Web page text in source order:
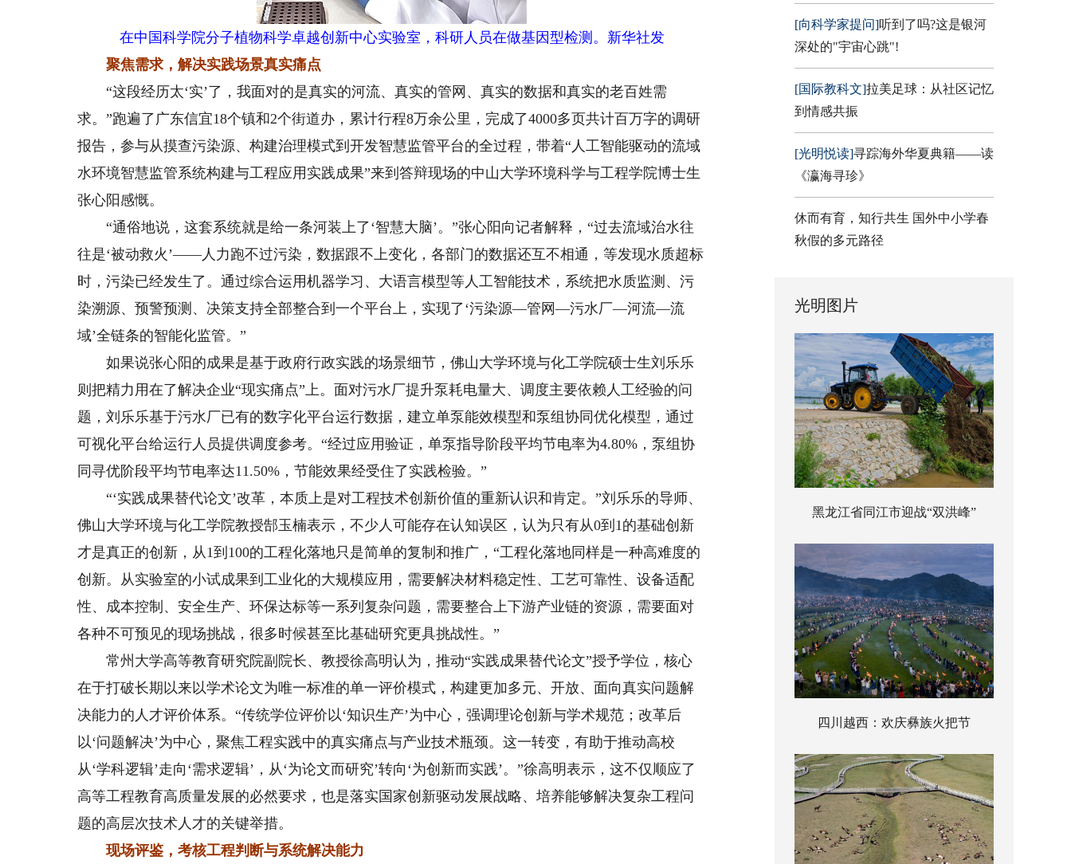
在中国科学院分子植物科学卓越创新中心实验室，科研人员在做基因型检测。新华社发
聚焦需求，解决实践场景真实痛点
“这段经历太‘实’了，我面对的是真实的河流、真实的管网、真实的数据和真实的老百姓需
求。”跑遍了广东信宜18个镇和2个街道办，累计行程8万余公里，完成了4000多页共计百万字的调研
报告，参与从摸查污染源、构建治理模式到开发智慧监管平台的全过程，带着“人工智能驱动的流域
水环境智慧监管系统构建与工程应用实践成果”来到答辩现场的中山大学环境科学与工程学院博士生
张心阳感慨。
“通俗地说，这套系统就是给一条河装上了‘智慧大脑’。”张心阳向记者解释，“过去流域治水往
往是‘被动救火’——人力跑不过污染，数据跟不上变化，各部门的数据还互不相通，等发现水质超标
时，污染已经发生了。通过综合运用机器学习、大语言模型等人工智能技术，系统把水质监测、污
染溯源、预警预测、决策支持全部整合到一个平台上，实现了‘污染源—管网—污水厂—河流—流
域’全链条的智能化监管。”
如果说张心阳的成果是基于政府行政实践的场景细节，佛山大学环境与化工学院硕士生刘乐乐
则把精力用在了解决企业“现实痛点”上。面对污水厂提升泵耗电量大、调度主要依赖人工经验的问
题，刘乐乐基于污水厂已有的数字化平台运行数据，建立单泵能效模型和泵组协同优化模型，通过
可视化平台给运行人员提供调度参考。“经过应用验证，单泵指导阶段平均节电率为4.80%，泵组协
同寻优阶段平均节电率达11.50%，节能效果经受住了实践检验。”
“‘实践成果替代论文’改革，本质上是对工程技术创新价值的重新认识和肯定。”刘乐乐的导师、
佛山大学环境与化工学院教授郜玉楠表示，不少人可能存在认知误区，认为只有从0到1的基础创新
才是真正的创新，从1到100的工程化落地只是简单的复制和推广，“工程化落地同样是一种高难度的
创新。从实验室的小试成果到工业化的大规模应用，需要解决材料稳定性、工艺可靠性、设备适配
性、成本控制、安全生产、环保达标等一系列复杂问题，需要整合上下游产业链的资源，需要面对
各种不可预见的现场挑战，很多时候甚至比基础研究更具挑战性。”
常州大学高等教育研究院副院长、教授徐高明认为，推动“实践成果替代论文”授予学位，核心
在于打破长期以来以学术论文为唯一标准的单一评价模式，构建更加多元、开放、面向真实问题解
决能力的人才评价体系。“传统学位评价以‘知识生产’为中心，强调理论创新与学术规范；改革后
以‘问题解决’为中心，聚焦工程实践中的真实痛点与产业技术瓶颈。这一转变，有助于推动高校
从‘学科逻辑’走向‘需求逻辑’，从‘为论文而研究’转向‘为创新而实践’。”徐高明表示，这不仅顺应了
高等工程教育高质量发展的必然要求，也是落实国家创新驱动发展战略、培养能够解决复杂工程问
题的高层次技术人才的关键举措。
现场评鉴，考核工程判断与系统解决能力
[向科学家提问]听到了吗?这是银河
深处的"宇宙心跳"!
[国际教科文]拉美足球：从社区记忆
到情感共振
[光明悦读]寻踪海外华夏典籍——读
《瀛海寻珍》
休而有育，知行共生 国外中小学春
秋假的多元路径
光明图片
黑龙江省同江市迎战“双洪峰”
四川越西：欢庆彝族火把节